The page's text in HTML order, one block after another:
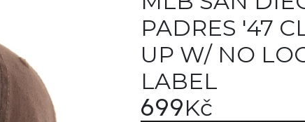
PADRES '47
UP W/ NO
LABEL
699Kč